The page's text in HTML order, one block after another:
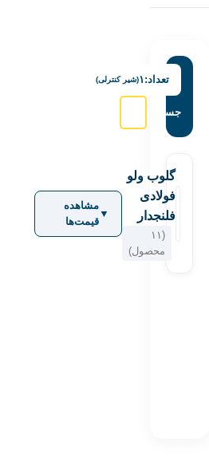
تعداد: ۱(شیر کنترلی)
جستجو:
گلوب ولو
فولادی
فلنجدار
(۱۱
محصول)
▼
مشاهده
قیمت‌ها